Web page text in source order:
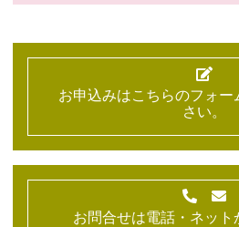
お申込みはこちらのフォー
さい。
お問合せは電話・ネット